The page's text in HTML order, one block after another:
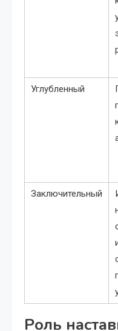
Углубленный
Заключительный
Роль